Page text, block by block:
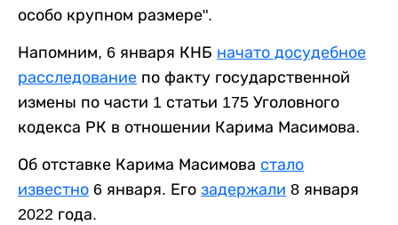
особо крупном размере".
Напомним, 6 января КНБ начато досудебное
расследование по факту государственной
измены по части 1 статьи 175 Уголовного
кодекса РК в отношении Карима Масимова.
Об отставке Карима Масимова стало
известно 6 января. Его задержали 8 января
2022 года.